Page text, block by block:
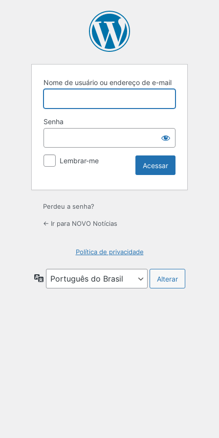
Nome de usuário ou endereço de e-mail
Senha
Lembrar-me
Perdeu a senha?
← Ir para NOVO Notícias
Política de privacidade
Idioma